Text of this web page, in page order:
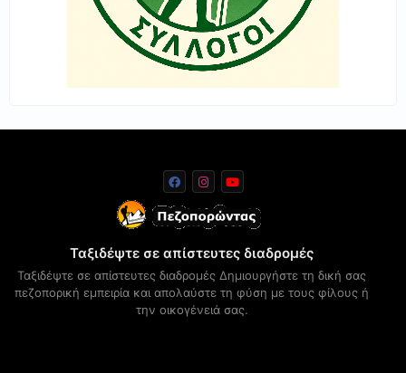
Ταξιδέψτε σε απίστευτες διαδρομές
Ταξιδέψτε σε απίστευτες διαδρομές Δημιουργήστε τη δική σας
πεζοπορική εμπειρία και απολαύστε τη φύση με τους φίλους ή
την οικογένειά σας.